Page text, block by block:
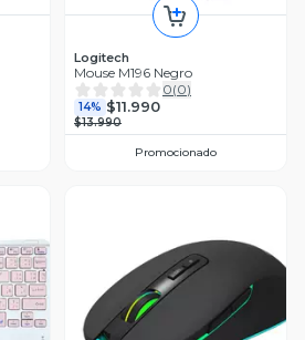
Logitech
Mouse M196 Negro
0(0)
14% $11.990
$13.990
Promocionado